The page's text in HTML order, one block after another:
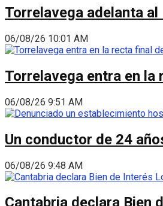
Torrelavega adelanta
06/08/26 10:01 AM
Torrelavega entra en la
06/08/26 9:51 AM
Un conductor de 24
06/08/26 9:48 AM